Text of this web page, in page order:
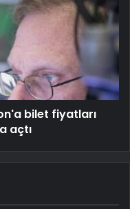
bilet fiyatları
açtı